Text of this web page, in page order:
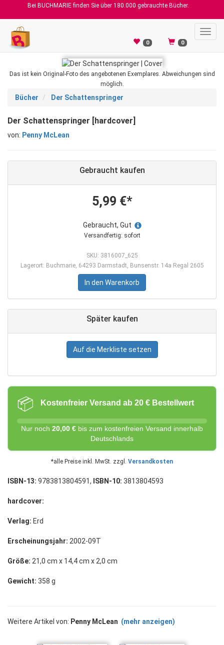
Bei BUCHMARIE finden Sie über 180.000 gebrauchte Bücher.
0 0
Das ist kein Original-Foto des angebotenen Exemplares. Abweichungen sind
möglich.
Bücher Der Schattenspringer
Der Schattenspringer [hardcover]
von: Penny McLean
Gebraucht kaufen
5,99 €*
Gebraucht, Gut
Versandfertig: sofort
SKU: 3816007_625
Lagerort: Buchmarie, 64293 Darmstadt, Bunsenstr. 14a Regal 2605
In den Warenkorb
Später kaufen
Auf die Merkliste setzen
📦 Kostenfreier Versand ab 20 € Bestellwert
Nur noch 20,00 € bis zum kostenfreien Versand innerhalb
Deutschlands
*alle Preise inkl. MwSt. zzgl. Versandkosten
ISBN-13: 9783813804591, ISBN-10: 3813804593
hardcover:
Verlag: Erd
Erscheinungsjahr: 2002-09T
Größe: 21,0 cm x 14,4 cm x 2,0 cm
Gewicht: 358 g
Weitere Artikel von: Penny McLean (mehr anzeigen)